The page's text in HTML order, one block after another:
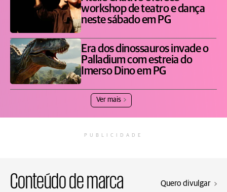
workshop de teatro e dança
neste sábado em PG
Era dos dinossauros invade o
Palladium com estreia do
Imerso Dino em PG
Ver mais
PUBLICIDADE
Conteúdo de marca Quero divulgar